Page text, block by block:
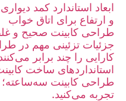
ابعاد استاندارد کمد
و ارتفاع برای اتاق خواب
طراحی کابینت صحیح و
جزئیات تزئینی مهم در
کارایی را چند برابر
استانداردهای ساخت
طراحی کابینت
تجربه می‌کنید.